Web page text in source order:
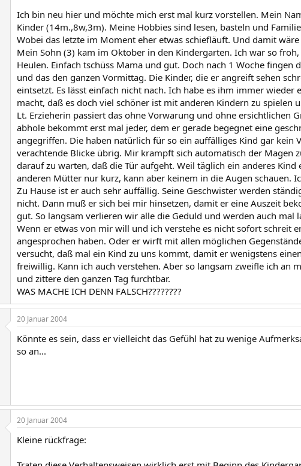
Ich bin neu hier und möchte mich erst mal kurz vorstellen. Mein
Kinder (14m.,8w,3m). Meine Hobbies sind lesen, basteln und
Wobei das letzte im Moment eher etwas schiefläuft. Und damit
Mein Sohn (3) kam im Oktober in den Kindergarten. Ich war so
Heulen. Einfach tschüss Mama und gut. Doch nach 1 Woche fingen
und das den ganzen Vormittag. Die Kinder, die er angreift sehen
eintsetzt. Es lässt einfach nicht nach. Ich habe es ihm immer
macht, daß es doch viel schöner ist mit anderen Kindern zu spielen
Lt. Erzieherin passiert das ohne Vorwarung und ohne ersichtlichen
abhole bekommt erst mal jeder, dem er gerade begegnet eine
angegriffen. Die haben natürlich für so ein auffälliges Kind gar kein
verachtende Blicke übrig. Mir krampft sich automatisch der Magen
darauf zu warten, daß die Tür aufgeht. Weil täglich ein anderes
anderen Mütter nur kurz, kann aber keinem in die Augen schauen.
Zu Hause ist er auch sehr auffällig. Seine Geschwister werden
nicht. Dann muß er sich bei mir hinsetzen, damit er eine Auszeit
gut. So langsam verlieren wir alle die Geduld und werden auch mal
Wenn er etwas von mir will und ich verstehe es nicht sofort schreit
angesprochen haben. Oder er wirft mit allen möglichen
versucht, daß mal ein Kind zu uns kommt, damit er wenigstens
freiwillig. Kann ich auch verstehen. Aber so langsam zweifle ich an
und zittere den ganzen Tag furchtbar.
WAS MACHE ICH DENN FALSCH????????
20 Januar 2004
Könnte es sein, dass er vielleicht das Gefühl hat zu wenige
so an...
20 Januar 2004
Kleine rückfrage: